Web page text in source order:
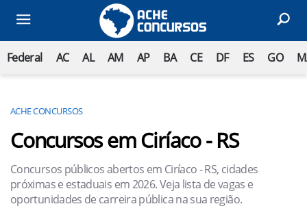
Federal AC AL AM AP BA CE DF ES GO
ACHE CONCURSOS
Concursos em Ciríaco - RS
Concursos públicos abertos em Ciríaco - RS, cidades
próximas e estaduais em 2026. Veja lista de vagas e
oportunidades de carreira pública na sua região.